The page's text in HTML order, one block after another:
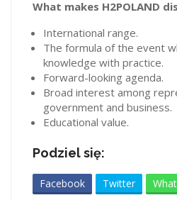
What makes H2POLAND
International range.
The formula of the event
knowledge with practice.
Forward-looking agenda.
Broad interest among
government and business.
Educational value.
Podziel się:
Facebook Twitter